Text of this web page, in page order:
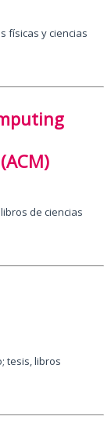
físicas y ciencias
de ciencias
tesis, libros